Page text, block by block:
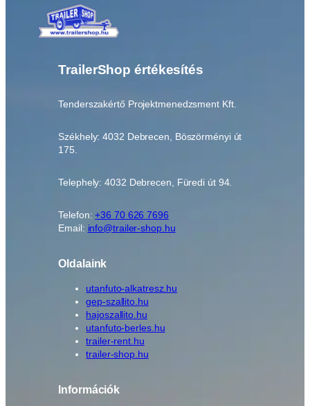
TrailerShop értékesítés
Tenderszakértő Projektmenedzsment Kft.
Székhely: 4032 Debrecen, Böszörményi út
175.
Telephely: 4032 Debrecen, Füredi út 94.
Telefon:+36 70 626 7696
Email: info@trailer-shop.hu
Oldalaink
utanfuto-alkatresz.hu
gep-szallito.hu
hajoszallito.hu
utanfuto-berles.hu
trailer-rent.hu
trailer-shop.hu
Információk